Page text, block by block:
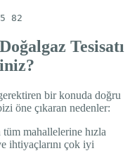
82
Tesisatı
bir konuda doğru
öne çıkaran nedenler:
mahallelerine hızla
ihtiyaçlarını çok iyi